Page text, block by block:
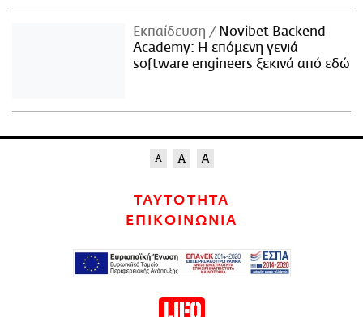
Εκπαίδευση
Novibet Backend
Academy: Η επόμενη γενιά
software engineers ξεκινά από εδώ
ΤΑΥΤΟΤΗΤΑ
ΕΠΙΚΟΙΝΩΝΙΑ